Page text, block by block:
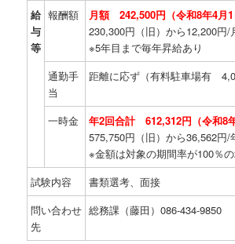
給
与
等
報酬額
月額 242,500円（令和8年4月1
230,300円（旧）から12,200円/
※5年目まで毎年昇給あり
通勤手
当
距離に応ず（有料駐車場有
一時金
年2回合計 612,312円（令和8
575,750円（旧）から36,562円/
※金額は対象の期間率が100％
試験内容
書類選考、面接
問い合わせ
先
総務課（藤田）086-434-9850